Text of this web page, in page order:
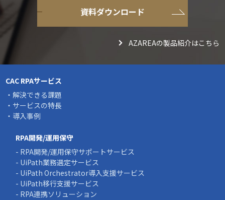
資料ダウンロード
AZAREAの製品紹介はこちら
CAC RPAサービス
・解決できる課題
・サービスの特長
・導入事例
RPA開発/運用保守
- RPA開発/運用保守サポートサービス
- UiPath業務選定サービス
- UiPath Orchestrator導入支援サービス
- UiPath移行支援サービス
- RPA連携ソリューション